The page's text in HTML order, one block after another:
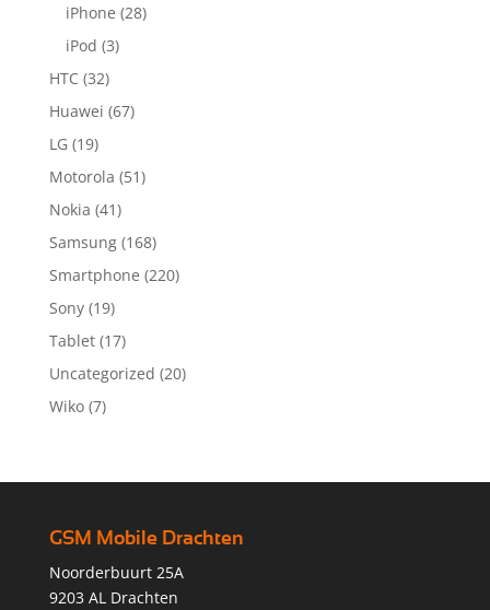
iPhone (28)
iPod (3)
HTC (32)
Huawei (67)
LG (19)
Motorola (51)
Nokia (41)
Samsung (168)
Smartphone (220)
Sony (19)
Tablet (17)
Uncategorized (20)
Wiko (7)
GSM Mobile Drachten
Noorderbuurt 25A
9203 AL Drachten